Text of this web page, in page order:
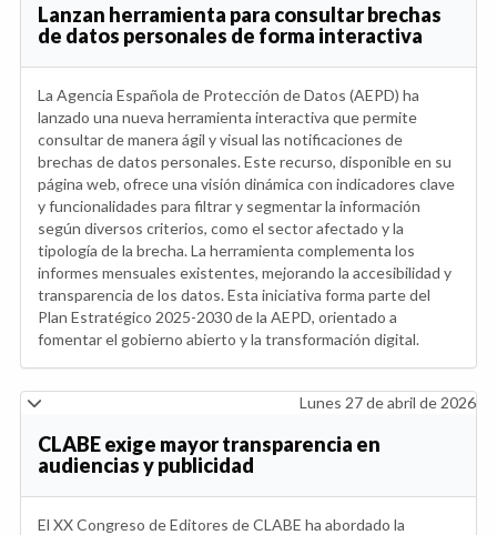
Lanzan herramienta para consultar brechas
de datos personales de forma interactiva
La Agencia Española de Protección de Datos (AEPD) ha
lanzado una nueva herramienta interactiva que permite
consultar de manera ágil y visual las notificaciones de
brechas de datos personales. Este recurso, disponible en su
página web, ofrece una visión dinámica con indicadores clave
y funcionalidades para filtrar y segmentar la información
según diversos criterios, como el sector afectado y la
tipología de la brecha. La herramienta complementa los
informes mensuales existentes, mejorando la accesibilidad y
transparencia de los datos. Esta iniciativa forma parte del
Plan Estratégico 2025-2030 de la AEPD, orientado a
fomentar el gobierno abierto y la transformación digital.
Lunes 27 de abril de 2026
CLABE exige mayor transparencia en
audiencias y publicidad
El XX Congreso de Editores de CLABE ha abordado la